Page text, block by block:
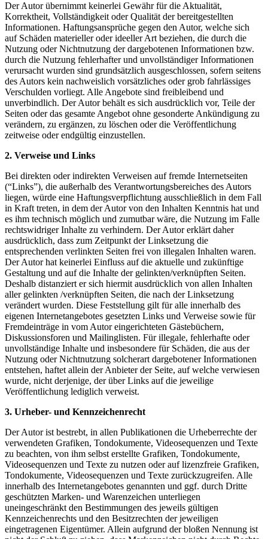
Der Autor übernimmt keinerlei Gewähr für die Aktualität,
Korrektheit, Vollständigkeit oder Qualität der bereitgestellten
Informationen. Haftungsansprüche gegen den Autor, welche sich
auf Schäden materieller oder ideeller Art beziehen, die durch die
Nutzung oder Nichtnutzung der dargebotenen Informationen bzw.
durch die Nutzung fehlerhafter und unvollständiger Informationen
verursacht wurden sind grundsätzlich ausgeschlossen, sofern seitens
des Autors kein nachweislich vorsätzliches oder grob fahrlässiges
Verschulden vorliegt. Alle Angebote sind freibleibend und
unverbindlich. Der Autor behält es sich ausdrücklich vor, Teile der
Seiten oder das gesamte Angebot ohne gesonderte Ankündigung zu
verändern, zu ergänzen, zu löschen oder die Veröffentlichung
zeitweise oder endgültig einzustellen.
2. Verweise und Links
Bei direkten oder indirekten Verweisen auf fremde Internetseiten
(“Links”), die außerhalb des Verantwortungsbereiches des Autors
liegen, würde eine Haftungsverpflichtung ausschließlich in dem Fall
in Kraft treten, in dem der Autor von den Inhalten Kenntnis hat und
es ihm technisch möglich und zumutbar wäre, die Nutzung im Falle
rechtswidriger Inhalte zu verhindern. Der Autor erklärt daher
ausdrücklich, dass zum Zeitpunkt der Linksetzung die
entsprechenden verlinkten Seiten frei von illegalen Inhalten waren.
Der Autor hat keinerlei Einfluss auf die aktuelle und zukünftige
Gestaltung und auf die Inhalte der gelinkten/verknüpften Seiten.
Deshalb distanziert er sich hiermit ausdrücklich von allen Inhalten
aller gelinkten /verknüpften Seiten, die nach der Linksetzung
verändert wurden. Diese Feststellung gilt für alle innerhalb des
eigenen Internetangebotes gesetzten Links und Verweise sowie für
Fremdeinträge in vom Autor eingerichteten Gästebüchern,
Diskussionsforen und Mailinglisten. Für illegale, fehlerhafte oder
unvollständige Inhalte und insbesondere für Schäden, die aus der
Nutzung oder Nichtnutzung solcherart dargebotener Informationen
entstehen, haftet allein der Anbieter der Seite, auf welche verwiesen
wurde, nicht derjenige, der über Links auf die jeweilige
Veröffentlichung lediglich verweist.
3. Urheber- und Kennzeichenrecht
Der Autor ist bestrebt, in allen Publikationen die Urheberrechte der
verwendeten Grafiken, Tondokumente, Videosequenzen und Texte
zu beachten, von ihm selbst erstellte Grafiken, Tondokumente,
Videosequenzen und Texte zu nutzen oder auf lizenzfreie Grafiken,
Tondokumente, Videosequenzen und Texte zurückzugreifen. Alle
innerhalb des Internetangebotes genannten und ggf. durch Dritte
geschützten Marken- und Warenzeichen unterliegen
uneingeschränkt den Bestimmungen des jeweils gültigen
Kennzeichenrechts und den Besitzrechten der jeweiligen
eingetragenen Eigentümer. Allein aufgrund der bloßen Nennung ist